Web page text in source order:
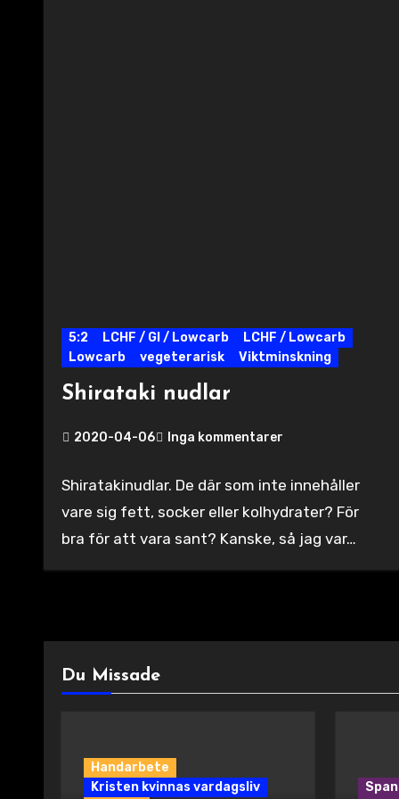
5:2 LCHF / GI / Lowcarb
LCHF / Lowcarb
Lowcarb
vegeterarisk Viktminskning
Shirataki nudlar
2020-04-06 Inga kommentarer
Shiratakinudlar. De där som inte innehåller
vare sig fett, socker eller kolhydrater? För
bra för att vara sant? Kanske, så jag var…
Du Missade
Handarbete
Kristen kvinnas vardagsliv